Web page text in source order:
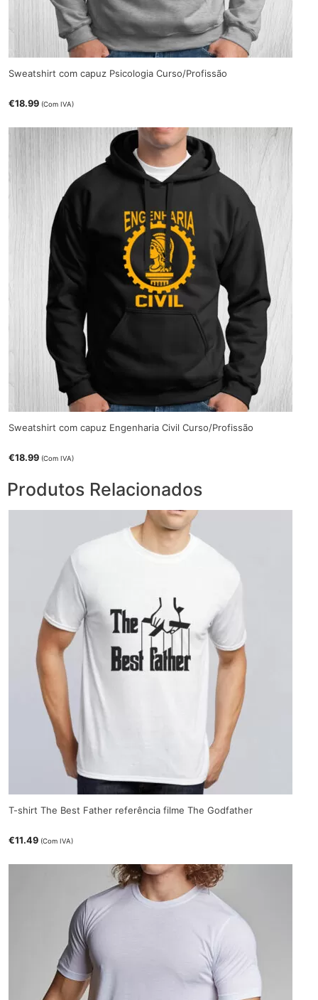
Sweatshirt com capuz Psicologia Curso/Profissão
€18.99 (Com IVA)
Sweatshirt com capuz Engenharia Civil Curso/Profissão
€18.99 (Com IVA)
Produtos Relacionados
T-shirt The Best Father referência filme The Godfather
€11.49 (Com IVA)